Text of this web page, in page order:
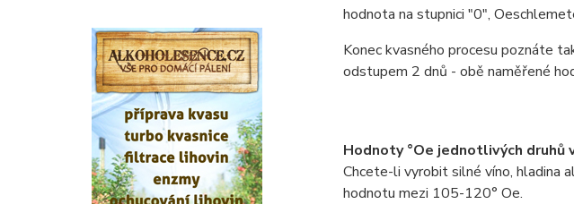
hodnota na stupnici "0",
Konec kvasného procesu poznáte
odstupem 2 dnů - obě naměřené
Hodnoty °Oe jednotlivých druhů
Chcete-li vyrobit silné víno, hladina
hodnotu mezi 105-120° Oe.